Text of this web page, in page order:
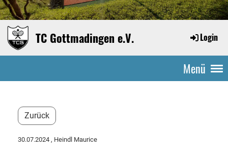
TC Gottmadingen e.V. Login
Menü
Zurück
30.07.2024 , Heindl Maurice